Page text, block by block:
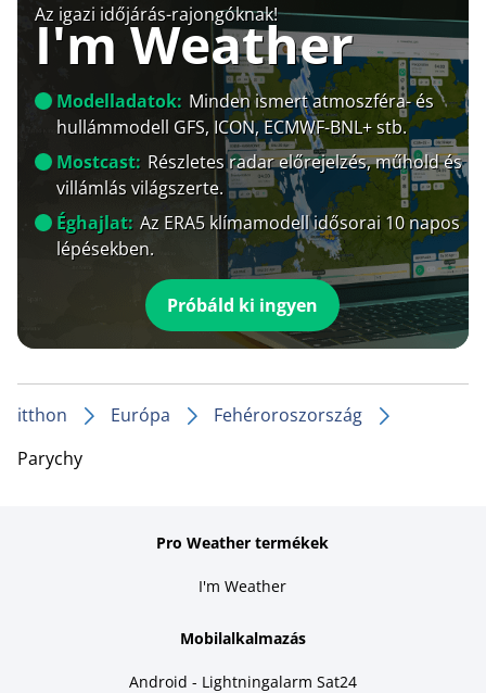
Az igazi időjárás-rajongóknak!
I'm Weather
Modelladatok: Minden ismert atmoszféra- és
hullámmodell GFS, ICON, ECMWF-BNL+ stb.
Mostcast: Részletes radar előrejelzés, műhold és
villámlás világszerte.
Éghajlat: Az ERA5 klímamodell idősorai 10 napos
lépésekben.
Próbáld ki ingyen
itthon Európa
Fehéroroszország
Parychy
Pro Weather termékek
I'm Weather
Mobilalkalmazás
Android - Lightningalarm Sat24